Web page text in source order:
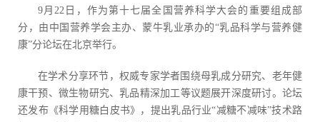
9月22日，作为第十七届全国营养科学大会的重要组成部
分，由中国营养学会主办、蒙牛乳业承办的“乳品科学与营养健
康”分论坛在北京举行。
在学术分享环节，权威专家学者围绕母乳成分研究、老年健
康干预、微生物研究、乳品精深加工等议题展开深度研讨。论坛
还发布《科学用糖白皮书》，提出乳品行业“减糖不减味”技术路